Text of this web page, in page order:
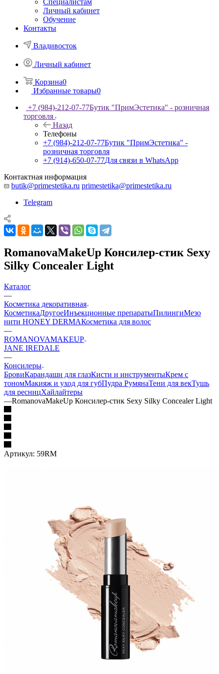
Специалистам
Личный кабинет
Обучение
Контакты
Владивосток
Личный кабинет
Корзина0
Избранные товары0
+7 (984)-212-07-77Бутик "ПримЭстетика" - розничная
торговля
Назад
Телефоны
+7 (984)-212-07-77Бутик "ПримЭстетика" -
розничная торговля
+7 (914)-650-07-77Для связи в WhatsApp
Контактная информация
butik@primestetika.ru primestetika@primestetika.ru
Telegram
RomanovaMakeUp Консилер-стик Sexy
Silky Concealer Light
Каталог
—
Косметика декоративная
КосметикаДругоеИнъекционные препаратыПилингиМезо
нити HONEY DERMAКосметика для волос
—
ROMANOVAMAKEUP
JANE IREDALE
—
Консилеры
БровиКарандаши для глазКисти и инструментыКрем с
тономМакияж и уход для губПудра РумянаТени для векТушь
для ресницХайлайтеры
—RomanovaMakeUp Консилер-стик Sexy Silky Concealer Light
Артикул: 59RM